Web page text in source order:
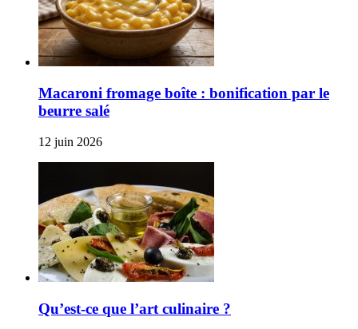
Macaroni fromage boîte : bonification par le
beurre salé
12 juin 2026
Qu’est-ce que l’art culinaire ?